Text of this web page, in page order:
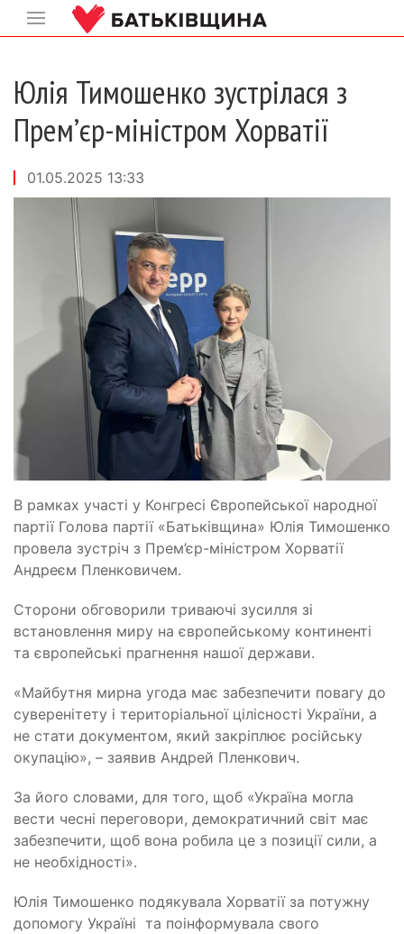
Юлія Тимошенко зустрілася з
Прем’єр-міністром Хорватії
01.05.2025 13:33
В рамках участі у Конгресі Європейської народної
партії Голова партії «Батьківщина» Юлія Тимошенко
провела зустріч з Прем’єр-міністром Хорватії
Андреєм Пленковичем.
Сторони обговорили триваючі зусилля зі
встановлення миру на європейському континенті
та європейські прагнення нашої держави.
«Майбутня мирна угода має забезпечити повагу до
суверенітету і територіальної цілісності України, а
не стати документом, який закріплює російську
окупацію», – заявив Андрей Пленкович.
За його словами, для того, щоб «Україна могла
вести чесні переговори, демократичний світ має
забезпечити, щоб вона робила це з позиції сили, а
не необхідності».
Юлія Тимошенко подякувала Хорватії за потужну
допомогу Україні та поінформувала свого